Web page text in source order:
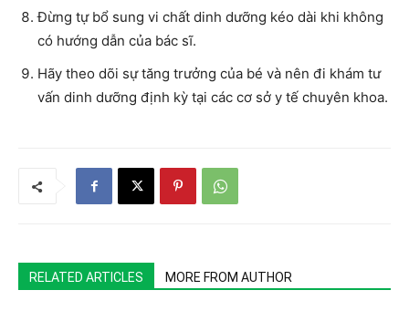
Đừng tự bổ sung vi chất dinh dưỡng kéo dài khi không
có hướng dẫn của bác sĩ.
Hãy theo dõi sự tăng trưởng của bé và nên đi khám tư
vấn dinh dưỡng định kỳ tại các cơ sở y tế chuyên khoa.
RELATED ARTICLES MORE FROM AUTHOR